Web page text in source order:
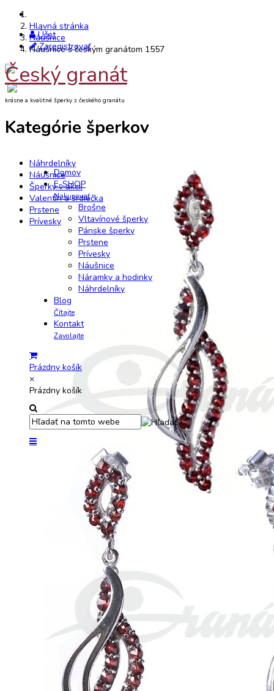
Účet
Zaregistrovať
Český granát
krásne a kvalitné šperky z českého granátu
Kategórie šperkov
Náhrdelníky
Náušnice
Šperky v akcii
Valentín a srdiečka
Prstene
Prívesky
Domov
E-SHOP
Nakupovať
Brošne
Vltavínové šperky
Pánske šperky
Prstene
Prívesky
Náušnice
Náramky a hodinky
Náhrdelníky
Blog
Čítajte
Kontakt
Zavolajte
Prázdny košík
×
Prázdny košík
Hlavná stránka
Náušnice
Náušnice s českým granátom 1557